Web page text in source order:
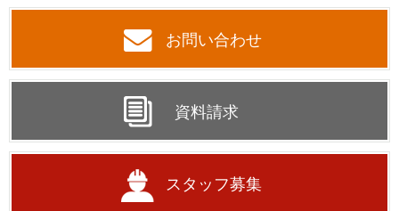
お問い合わせ
資料請求
スタッフ募集